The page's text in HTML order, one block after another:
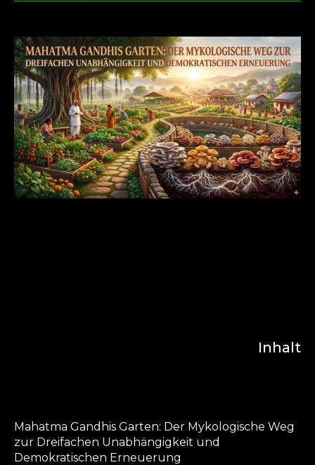
Mahatma Gandhis Garten: Der Mykologische Weg
zur Dreifachen Unabhängigkeit und
Demokratischen Erneuerung
Inhalt